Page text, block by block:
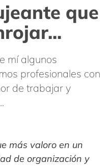
que
mí algunos
profesionales con
de trabajar y
más valoro en un
de organización y